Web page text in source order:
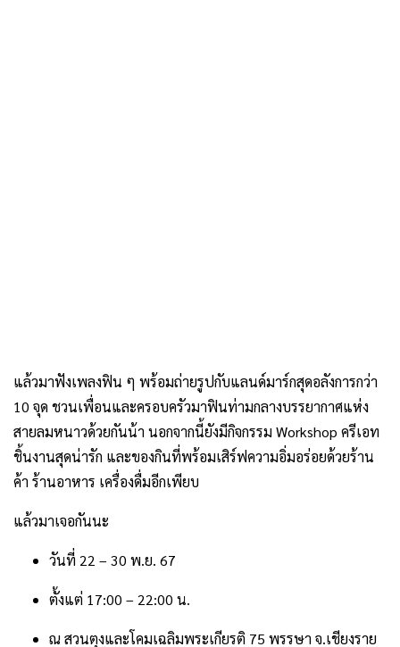
แล้วมาฟังเพลงฟิน ๆ พร้อมถ่ายรูปกับแลนด์มาร์กสุดอลังการกว่า
10 จุด ชวนเพื่อนและครอบครัวมาฟินท่ามกลางบรรยากาศแห่ง
สายลมหนาวด้วยกันน้า นอกจากนี้ยังมีกิจกรรม Workshop ครีเอท
ชิ้นงานสุดน่ารัก และของกินที่พร้อมเสิร์ฟความอิ่มอร่อยด้วยร้าน
ค้า ร้านอาหาร เครื่องดื่มอีกเพียบ
แล้วมาเจอกันนะ
วันที่ 22 – 30 พ.ย. 67
ตั้งแต่ 17:00 – 22:00 น.
ณ สวนตุงและโคมเฉลิมพระเกียรติ 75 พรรษา จ.เชียงราย